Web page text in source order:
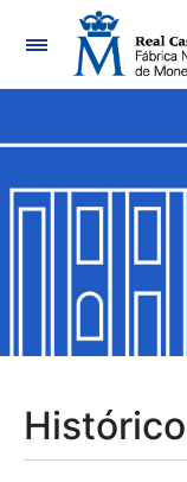
Mostrar/
Mostrar/
Mostrar/